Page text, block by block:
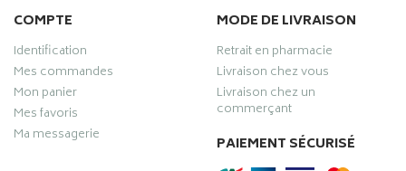
COMPTE
Identification
Mes commandes
Mon panier
Mes favoris
Ma messagerie
MODE DE LIVRAISON
Retrait en pharmacie
Livraison chez vous
Livraison chez un
commerçant
PAIEMENT SÉCURISÉ